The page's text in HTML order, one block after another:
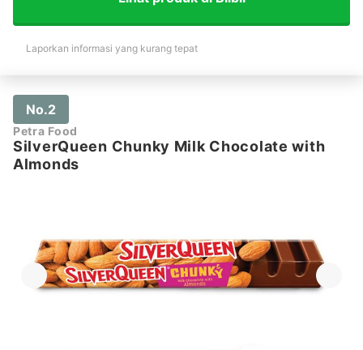
Laporkan informasi yang kurang tepat
No.2
Petra Food
SilverQueen Chunky Milk Chocolate with
Almonds